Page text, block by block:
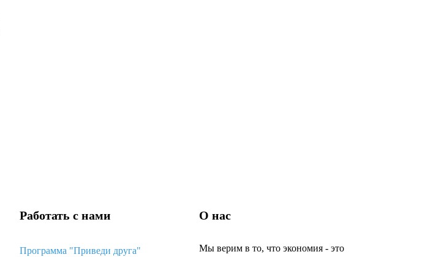
Работать с нами
Программа "Приведи друга"
О нас
Мы верим в то, что экономия - это